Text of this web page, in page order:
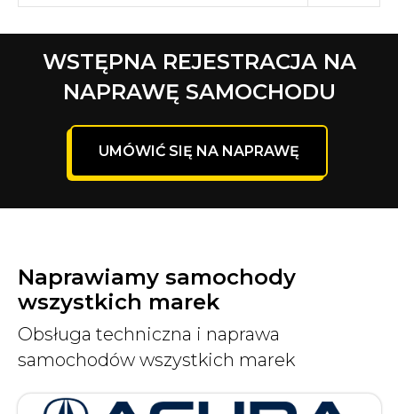
WSTĘPNA REJESTRACJA NA
NAPRAWĘ SAMOCHODU
UMÓWIĆ SIĘ NA NAPRAWĘ
Naprawiamy samochody
wszystkich marek
Obsługa techniczna i naprawa
samochodów wszystkich marek